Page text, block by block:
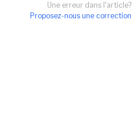
Une erreur dans l'article?
Proposez-nous une correction